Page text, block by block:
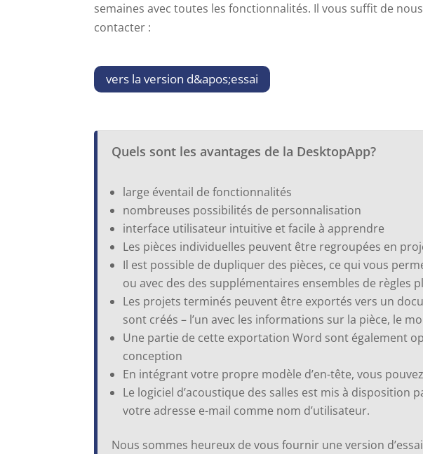
semaines avec toutes les fonctionnalités. Il vous suffit de nous
contacter :
vers la version d&apos;essai
Quels sont les avantages de la DesktopApp?
large éventail de fonctionnalités
nombreuses possibilités de personnalisation
interface utilisateur intuitive et facile à apprendre
Les pièces individuelles peuvent être regroupées en
Il est possible de dupliquer des pièces, ce qui vous
ou avec des des supplémentaires ensembles de règles
Les projets terminés peuvent être exportés vers un
sont créés – l’un avec les informations sur la pièce, le
Une partie de cette exportation Word sont également
conception
En intégrant votre propre modèle d’en-tête, vous
Le logiciel d’acoustique des salles est mis à
votre adresse e-mail comme nom d’utilisateur.
Nous sommes heureux de vous fournir une version